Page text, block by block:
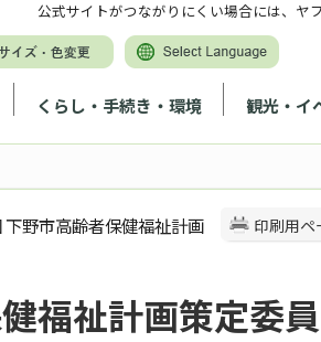
くらし・手続き・環境 観光・イ
公式サイトがつながりにくい場合には、ヤ
印刷用ペ
下野市高齢者保健福祉計画
福祉計画策定委員